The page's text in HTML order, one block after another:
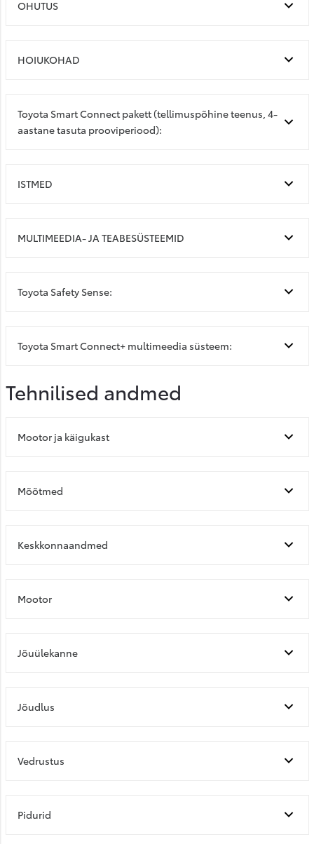
OHUTUS
HOIUKOHAD
Toyota Smart Connect pakett (tellimuspõhine teenus, 4-
aastane tasuta prooviperiood):
ISTMED
MULTIMEEDIA- JA TEABESÜSTEEMID
Toyota Safety Sense:
Toyota Smart Connect+ multimeedia süsteem:
Tehnilised andmed
Mootor ja käigukast
Mõõtmed
Keskkonnaandmed
Mootor
Jõuülekanne
Jõudlus
Vedrustus
Pidurid